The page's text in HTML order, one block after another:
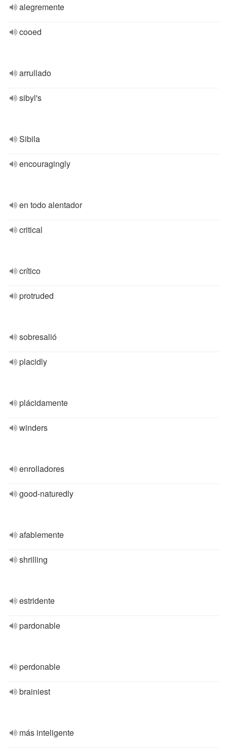
alegremente
cooed
arrullado
sibyl's
Sibila
encouragingly
en todo alentador
critical
crítico
protruded
sobresalió
placidly
plácidamente
winders
enrolladores
good-naturedly
afablemente
shrilling
estridente
pardonable
perdonable
brainiest
más inteligente